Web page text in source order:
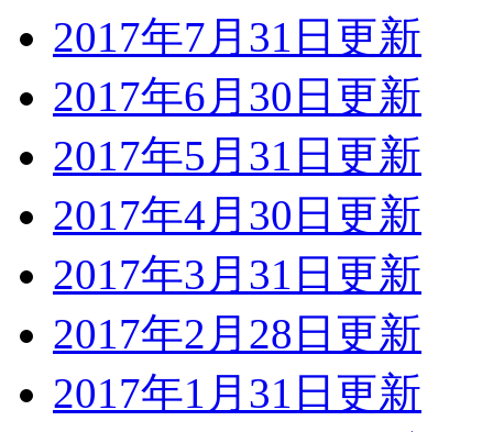
2017年7月31日更新
2017年6月30日更新
2017年5月31日更新
2017年4月30日更新
2017年3月31日更新
2017年2月28日更新
2017年1月31日更新